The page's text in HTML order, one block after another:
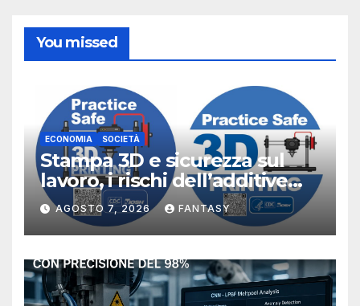
You missed
ECONOMIA SOCIETÀ
Stampa 3D e sicurezza sul
lavoro, i rischi dell’additive
manufacturing secondo
NIOSH
AGOSTO 7, 2026 FANTASY